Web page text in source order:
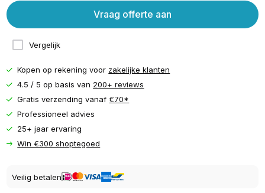
Vergelijk
Vraag offerte aan
Kopen op rekening voor zakelijke klanten
4.5 / 5 op basis van 200+ reviews
Gratis verzending vanaf€70*
Professioneel advies
25+ jaar ervaring
Win €300 shoptegoed
Veilig betalen